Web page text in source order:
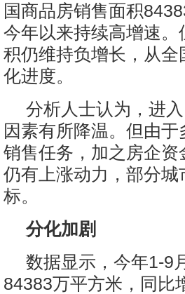
国商品房销售面积
今年以来持续高增速
积仍维持负增长，从
化进度。
分析人士认为，进
因素有所降温。但由
销售任务，加之房企
仍有上涨动力，部分
标。
分化加剧
数据显示，今年1-9
84383万平方米，同比